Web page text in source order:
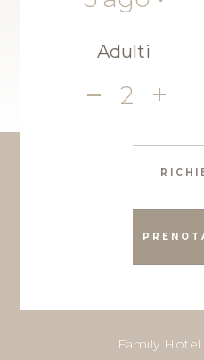
Adulti
2
Family